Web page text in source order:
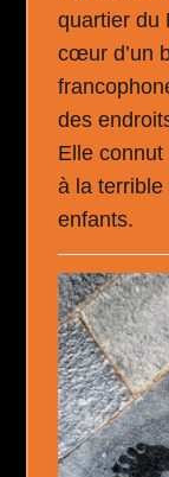
quartier du
cœur d’un
des
Elle
à la
enfants.